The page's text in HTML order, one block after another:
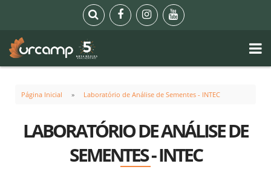
Página Inicial Laboratório de Análise de Sementes - INTEC
LABORATÓRIO DE ANÁLISE DE
SEMENTES - INTEC